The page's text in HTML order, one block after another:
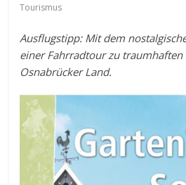
Tourismus
Ausflugstipp: Mit dem
einer Fahrradtour zu traumhaften
Osnabrücker Land.